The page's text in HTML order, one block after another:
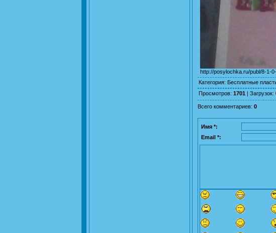
http://posylochka.ru/publ/8-1-
Категория: Бесплатные
Просмотров: 1701 | Загрузок:
Всего комментариев: 0
Имя *:
Email *: